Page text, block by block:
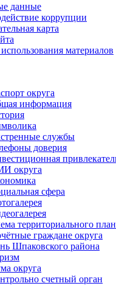
данные
коррупции
карта
материалов
округа
информация
службы
доверия
округа
сфера
территориального
граждане округа
Шпаковского района
округа
счетный орган